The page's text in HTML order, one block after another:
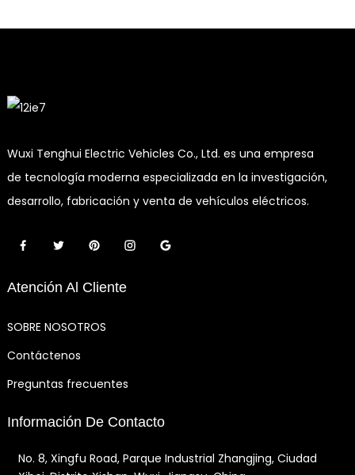
Wuxi Tenghui Electric Vehicles Co., Ltd. es una empresa
de tecnología moderna especializada en la investigación,
desarrollo, fabricación y venta de vehículos eléctricos.
Atención Al Cliente
SOBRE NOSOTROS
Contáctenos
Preguntas frecuentes
Información De Contacto
No. 8, Xingfu Road, Parque Industrial Zhangjing, Ciudad